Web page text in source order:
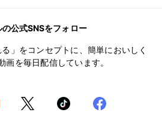
の公式SNSをフォロー
る」をコンセプトに、簡単においしく
画を毎日配信しています。